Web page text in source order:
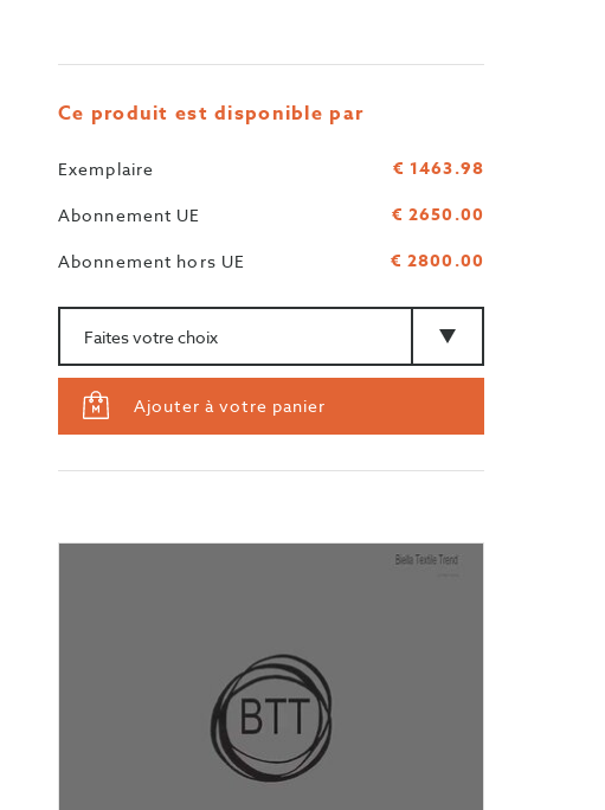
Ce produit est disponible par
Exemplaire € 1463.98
Abonnement UE € 2650.00
Abonnement hors UE
€ 2800.00
Ajouter à votre panier